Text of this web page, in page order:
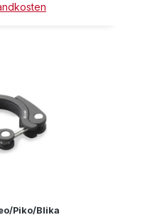
Piko/Blika